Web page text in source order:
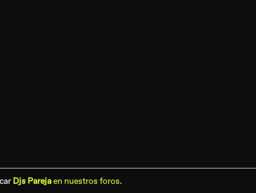
Djs Parejaen nuestros foros.